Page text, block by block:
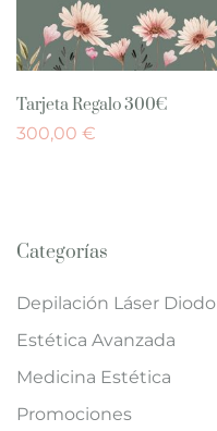
Categorías
Depilación Láser Diodo
Estética Avanzada
Medicina Estética
Promociones
Tarjeta Regalo 300€
300,00 €